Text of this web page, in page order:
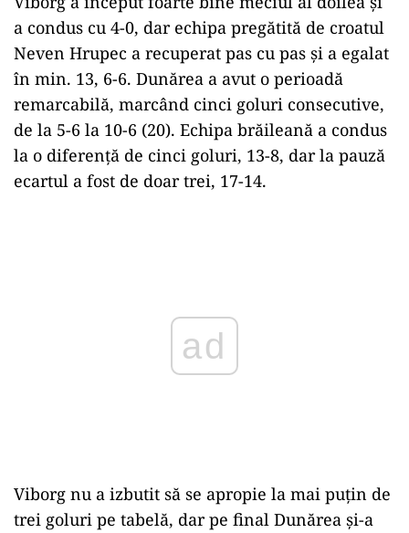
a condus cu 4-0, dar echipa pregătită de croatul
Neven Hrupec a recuperat pas cu pas şi a egalat
în min. 13, 6-6. Dunărea a avut o perioadă
remarcabilă, marcând cinci goluri consecutive,
de la 5-6 la 10-6 (20). Echipa brăileană a condus
la o diferenţă de cinci goluri, 13-8, dar la pauză
ecartul a fost de doar trei, 17-14.
Viborg nu a izbutit să se apropie la mai puţin de
trei goluri pe tabelă, dar pe final Dunărea şi-a